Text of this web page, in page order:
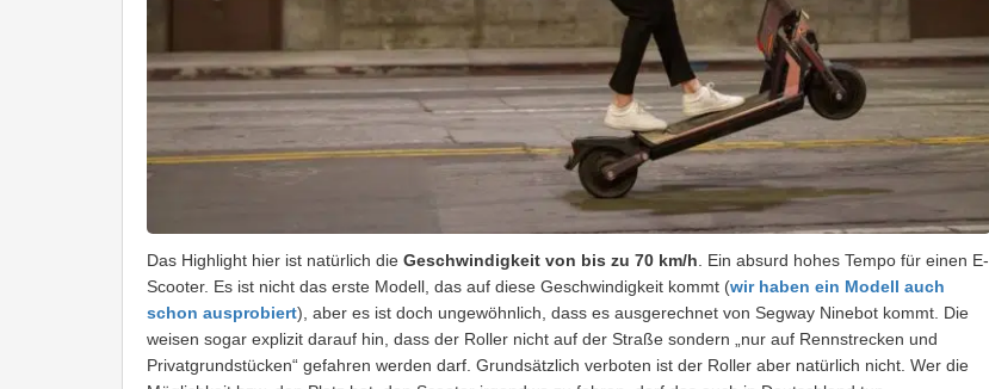
Das Highlight hier ist natürlich die Geschwindigkeit von bis zu 70 km/h. Ein absurd hohes Tempo für einen E-
Scooter. Es ist nicht das erste Modell, das auf diese Geschwindigkeit kommt (wir haben ein Modell auch
schon ausprobiert), aber es ist doch ungewöhnlich, dass es ausgerechnet von Segway Ninebot kommt. Die
weisen sogar explizit darauf hin, dass der Roller nicht auf der Straße sondern „nur auf Rennstrecken und
Privatgrundstücken“ gefahren werden darf. Grundsätzlich verboten ist der Roller aber natürlich nicht. Wer die